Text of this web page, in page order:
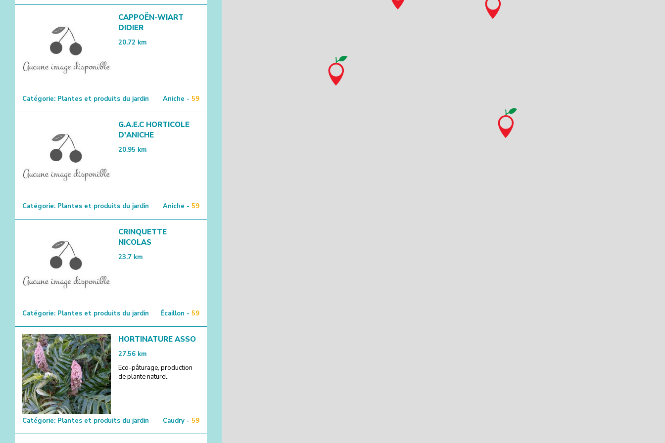
CAPPOËN-WIART
DIDIER
20.72 km
Catégorie: Plantes et produits du jardin Aniche - 59
G.A.E.C HORTICOLE
D'ANICHE
20.95 km
Catégorie: Plantes et produits du jardin Aniche - 59
CRINQUETTE
NICOLAS
23.7 km
Catégorie: Plantes et produits du jardin Écaillon - 59
HORTINATURE ASSO
27.56 km
Eco-pâturage, production
de plante naturel,
Catégorie: Plantes et produits du jardin Caudry - 59